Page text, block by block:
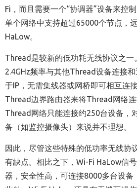
Fi，而且需要一个“协调器”设备来控
单个网络中支持超过65000个节点，
HaLow。
Thread是较新的低功耗无线协议之一
2.4GHz频率与其他Thread设备连接
于IP，无需集线器或网桥即可相互连
Thread边界路由器来将Thread网络连
Thread网络只能连接约250台设备，
备（如监控摄像头）来说并不理想。
因此，尽管这些特殊的低功率无线协
有缺点。相比之下，Wi-Fi HaLow信
器，安全性高，可连接8000多台设备